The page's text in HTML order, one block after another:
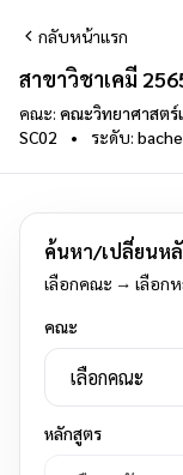
กลับหน้าแรก
สาขาวิชาเคมี
คณะ: คณะวิทยาศาสตร์
SC02
• ระดับ:
ค้นหา/เปลี่ยนห
เลือกคณะ → เลือก
คณะ
หลักสูตร